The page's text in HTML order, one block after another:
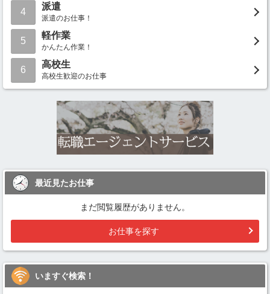
4
派遣
派遣のお仕事！
5
軽作業
かんたん作業！
6
高校生
高校生歓迎のお仕事
最近見たお仕事
まだ閲覧履歴がありません。
お仕事を探す
いますぐ検索！